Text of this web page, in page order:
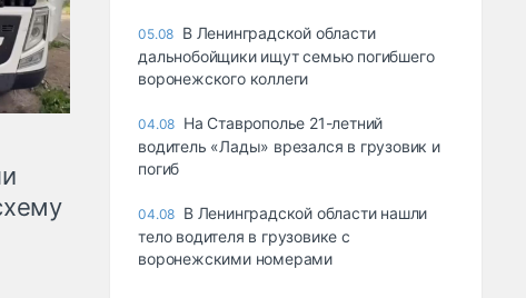
05.08 В Ленинградской области
дальнобойщики ищут семью погибшего
воронежского коллеги
04.08 На Ставрополье 21-летний
водитель «Лады» врезался в грузовик и
погиб
04.08 В Ленинградской области нашли
тело водителя в грузовике с
воронежскими номерами